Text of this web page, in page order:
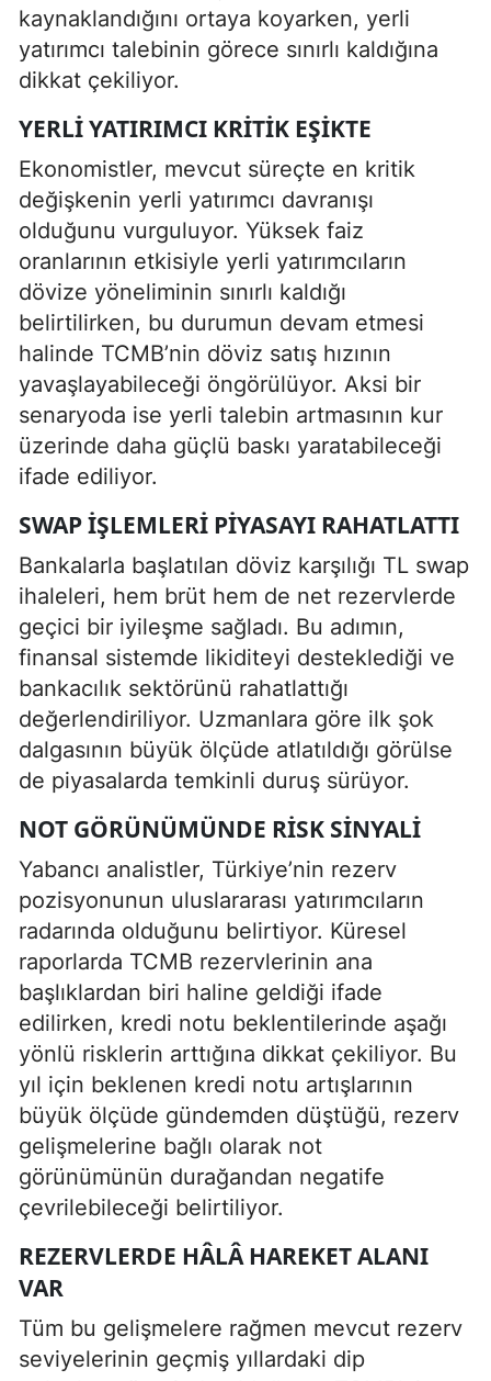
kaynaklandığını ortaya koyarken, yerli
yatırımcı talebinin görece sınırlı kaldığına
dikkat çekiliyor.
YERLI YATIRIMCI KRITIK EŞIKTE
Ekonomistler, mevcut süreçte en kritik
değişkenin yerli yatırımcı davranışı
olduğunu vurguluyor. Yüksek faiz
oranlarının etkisiyle yerli yatırımcıların
dövize yöneliminin sınırlı kaldığı
belirtilirken, bu durumun devam etmesi
halinde TCMB’nin döviz satış hızının
yavaşlayabileceği öngörülüyor. Aksi bir
senaryoda ise yerli talebin artmasının kur
üzerinde daha güçlü baskı yaratabileceği
ifade ediliyor.
SWAP IŞLEMLERI PIYASAYI RAHATLATTI
Bankalarla başlatılan döviz karşılığı TL swap
ihaleleri, hem brüt hem de net rezervlerde
geçici bir iyileşme sağladı. Bu adımın,
finansal sistemde likiditeyi desteklediği ve
bankacılık sektörünü rahatlattığı
değerlendiriliyor. Uzmanlara göre ilk şok
dalgasının büyük ölçüde atlatıldığı görülse
de piyasalarda temkinli duruş sürüyor.
NOT GÖRÜNÜMÜNDE RISK SINYALI
Yabancı analistler, Türkiye’nin rezerv
pozisyonunun uluslararası yatırımcıların
radarında olduğunu belirtiyor. Küresel
raporlarda TCMB rezervlerinin ana
başlıklardan biri haline geldiği ifade
edilirken, kredi notu beklentilerinde aşağı
yönlü risklerin arttığına dikkat çekiliyor. Bu
yıl için beklenen kredi notu artışlarının
büyük ölçüde gündemden düştüğü, rezerv
gelişmelerine bağlı olarak not
görünümünün durağandan negatife
çevrilebileceği belirtiliyor.
REZERVLERDE HÂLÂ HAREKET ALANI
VAR
Tüm bu gelişmelere rağmen mevcut rezerv
seviyelerinin geçmiş yıllardaki dip